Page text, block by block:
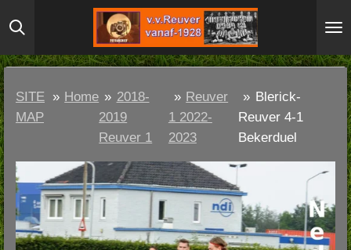
Ga
direct
naar
hoofdinhoud
SITE
MAP
» Home » 2018-
2019
Reuver 1
» Reuver
1 2022-
2023
» Blerick-
Reuver 4-1
Bekerduel